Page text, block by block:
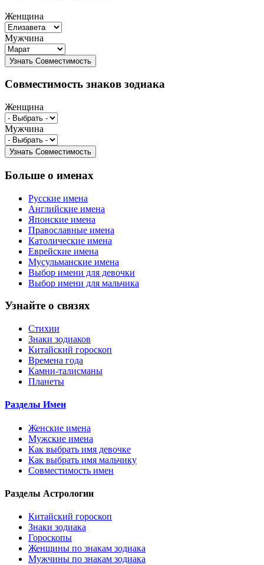
Женщина
Мужчина
Совместимость знаков зодиака
Женщина
Мужчина
Больше о именах
Русские имена
Английские имена
Японские имена
Православные имена
Католические имена
Еврейские имена
Мусульманские имена
Выбор имени для девочки
Выбор имени для мальчика
Узнайте о связях
Стихии
Знаки зодиаков
Китайский гороскоп
Времена года
Камни-талисманы
Планеты
Разделы Имен
Женские имена
Мужские имена
Как выбрать имя девочке
Как выбрать имя мальчику
Совместимость имен
Разделы Астрологии
Китайский гороскоп
Знаки зодиака
Гороскопы
Женщины по знакам зодиака
Мужчины по знакам зодиака